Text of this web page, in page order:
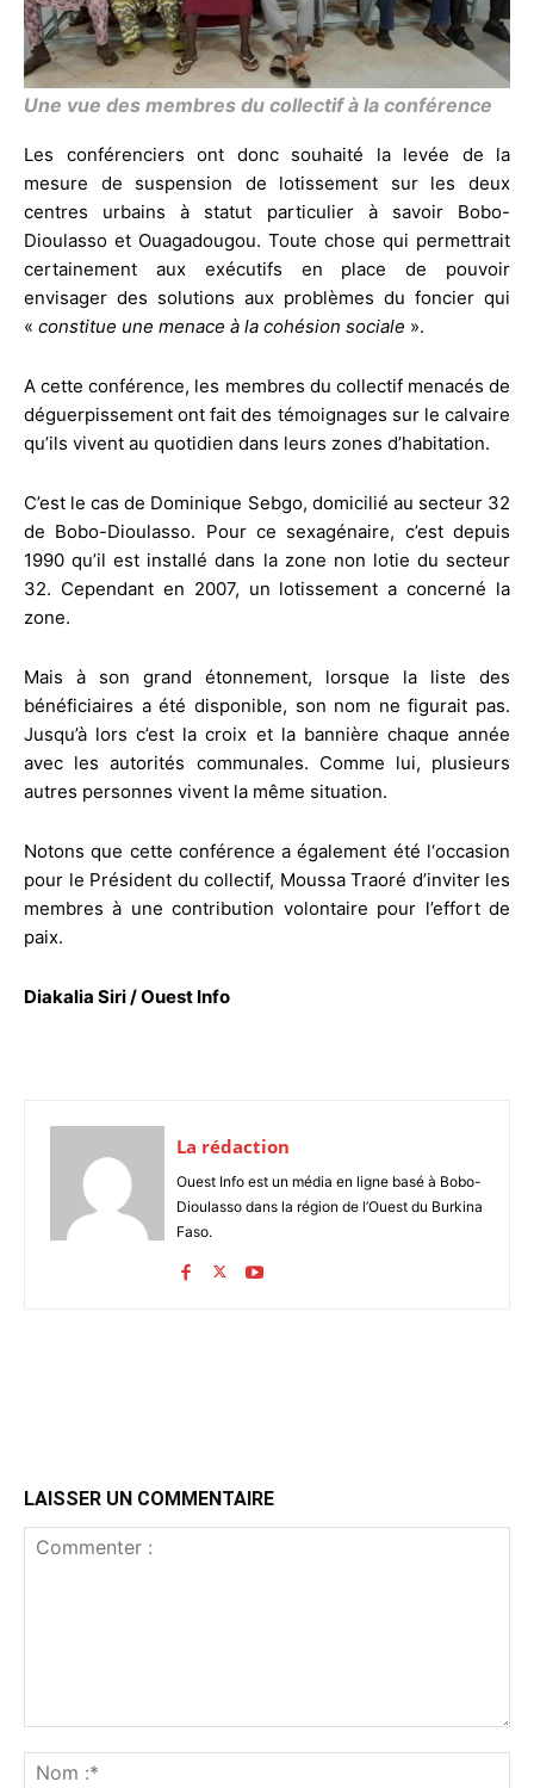
Une vue des membres du collectif à la conférence
Les conférenciers ont donc souhaité la levée de la
mesure de suspension de lotissement sur les deux
centres urbains à statut particulier à savoir Bobo-
Dioulasso et Ouagadougou. Toute chose qui permettrait
certainement aux exécutifs en place de pouvoir
envisager des solutions aux problèmes du foncier qui
« constitue une menace à la cohésion sociale ».
A cette conférence, les membres du collectif menacés de
déguerpissement ont fait des témoignages sur le calvaire
qu’ils vivent au quotidien dans leurs zones d’habitation.
C’est le cas de Dominique Sebgo, domicilié au secteur 32
de Bobo-Dioulasso. Pour ce sexagénaire, c’est depuis
1990 qu’il est installé dans la zone non lotie du secteur
32. Cependant en 2007, un lotissement a concerné la
zone.
Mais à son grand étonnement, lorsque la liste des
bénéficiaires a été disponible, son nom ne figurait pas.
Jusqu’à lors c’est la croix et la bannière chaque année
avec les autorités communales. Comme lui, plusieurs
autres personnes vivent la même situation.
Notons que cette conférence a également été l‘occasion
pour le Président du collectif, Moussa Traoré d’inviter les
membres à une contribution volontaire pour l’effort de
paix.
Diakalia Siri / Ouest Info
La rédaction
Ouest Info est un média en ligne basé à Bobo-
Dioulasso dans la région de l’Ouest du Burkina
Faso.
LAISSER UN COMMENTAIRE